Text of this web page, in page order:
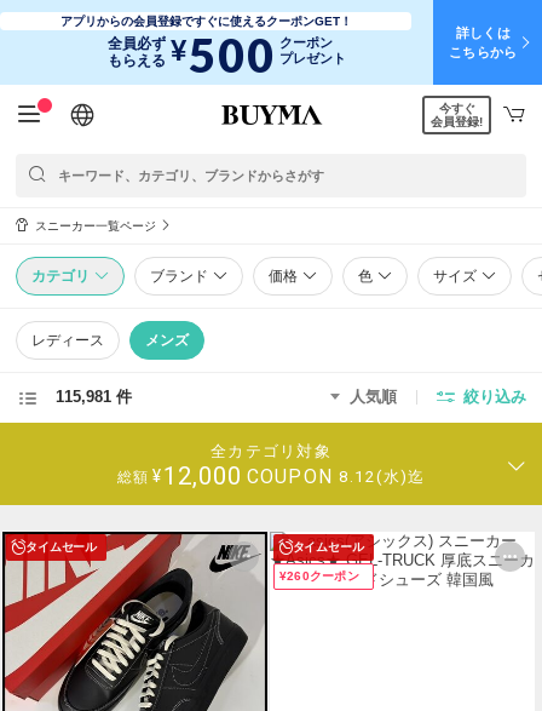
アプリからの会員登録ですぐに使えるクーポンGET！
全員必ず
もらえる ¥500 クーポン
プレゼント
詳しくは
こちらから
日本語
English
简体中文
繁體中文
今すぐ
会員登録!
スニーカー一覧ページ
カテゴリ ブランド 価格 色 サイズ
レディース メンズ
115,981 件 人気順 絞り込み
全カテゴリ対象
総額 ¥12,000 COUPON 8.12(水)迄
タイムセール タイムセール
¥260クーポン